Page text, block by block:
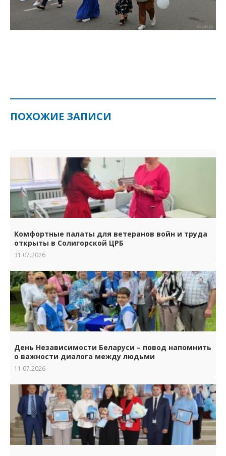
ПОХОЖИЕ ЗАПИСИ
Комфортные палаты для ветеранов войн и труда
открыты в Солигорской ЦРБ
31.07.2026
День Независимости Беларуси – повод напомнить
о важности диалога между людьми
11.07.2026